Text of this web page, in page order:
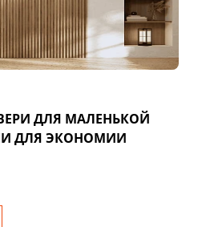
ДЛЯ МАЛЕНЬКОЙ
ДЛЯ ЭКОНОМИИ